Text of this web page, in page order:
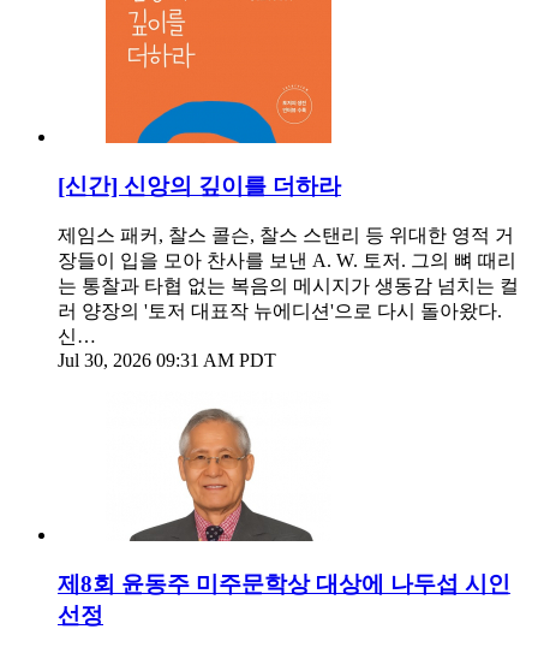
[신간] 신앙의 깊이를 더하라
제임스 패커, 찰스 콜슨, 찰스 스탠리 등 위대한 영적 거
장들이 입을 모아 찬사를 보낸 A. W. 토저. 그의 뼈 때리
는 통찰과 타협 없는 복음의 메시지가 생동감 넘치는 컬
러 양장의 '토저 대표작 뉴에디션'으로 다시 돌아왔다.
신…
Jul 30, 2026 09:31 AM PDT
제8회 윤동주 미주문학상 대상에 나두섭 시인
선정